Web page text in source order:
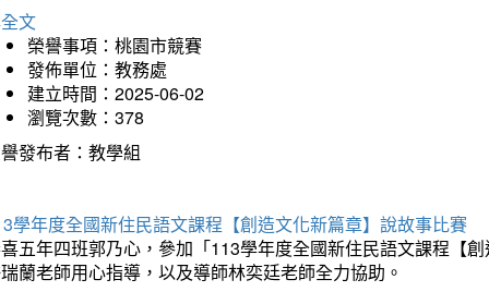
文
榮譽事項：桃園市競賽
發佈單位：教務處
建立時間：2025-06-02
瀏覽次數：378
發布者：教學組
學年度全國新住民語文課程【創造文化新篇章】說故事比賽
五年四班郭乃心，參加「113學年度全國新住民語文課程【
蘭老師用心指導，以及導師林奕廷老師全力協助。